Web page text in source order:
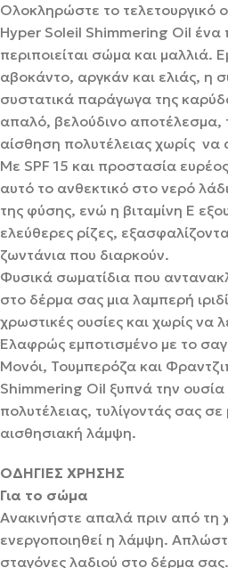
Ολοκληρώστε το τελετουργικό
Hyper Soleil Shimmering Oil ένα
περιποιείται σώμα και μαλλιά.
αβοκάντο, αργκάν και ελιάς, η
συστατικά παράγωγα της
απαλό, βελούδινο αποτέλεσμα,
αίσθηση πολυτέλειας χωρίς να
Με SPF 15 και προστασία
αυτό το ανθεκτικό στο νερό
της φύσης, ενώ η βιταμίνη Ε
ελεύθερες ρίζες,
ζωντάνια που διαρκούν.
Φυσικά σωματίδια που
στο δέρμα σας μια λαμπερή
χρωστικές ουσίες και χωρίς να
Ελαφρώς εμποτισμένο με το
Μονόι, Τουμπερόζα και
Shimmering Oil ξυπνά την ουσία
πολυτέλειας, τυλίγοντάς σας
αισθησιακή λάμψη.
ΟΔΗΓΙΕΣ ΧΡΗΣΗΣ
Για το σώμα
Ανακινήστε απαλά πριν από τη
ενεργοποιηθεί η λάμψη.
σταγόνες λαδιού στο δέρμα